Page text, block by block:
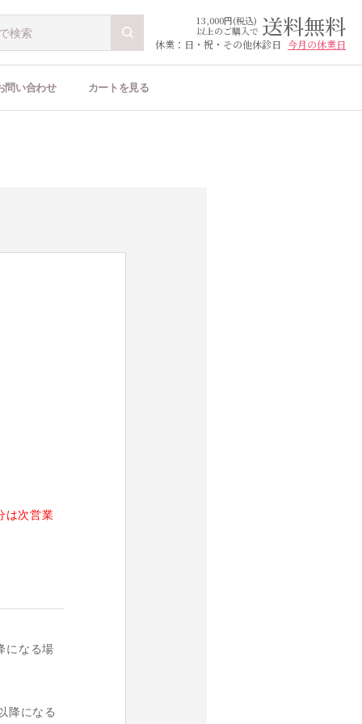
13,000円(税込)
以上のご購入で 送料無料
休業：日・祝・その他休診日 今月の休業日
問い合わせ カートを見る
は次営業
になる場
降になる